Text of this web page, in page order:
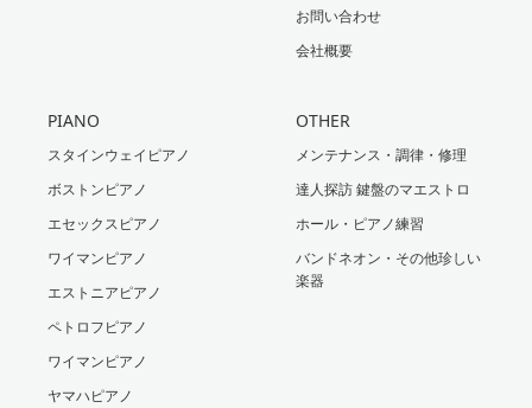
お問い合わせ
会社概要
PIANO
スタインウェイピアノ
ボストンピアノ
エセックスピアノ
ワイマンピアノ
エストニアピアノ
ペトロフピアノ
ワイマンピアノ
ヤマハピアノ
OTHER
メンテナンス・調律・修理
達人探訪 鍵盤のマエストロ
ホール・ピアノ練習
バンドネオン・その他珍しい
楽器